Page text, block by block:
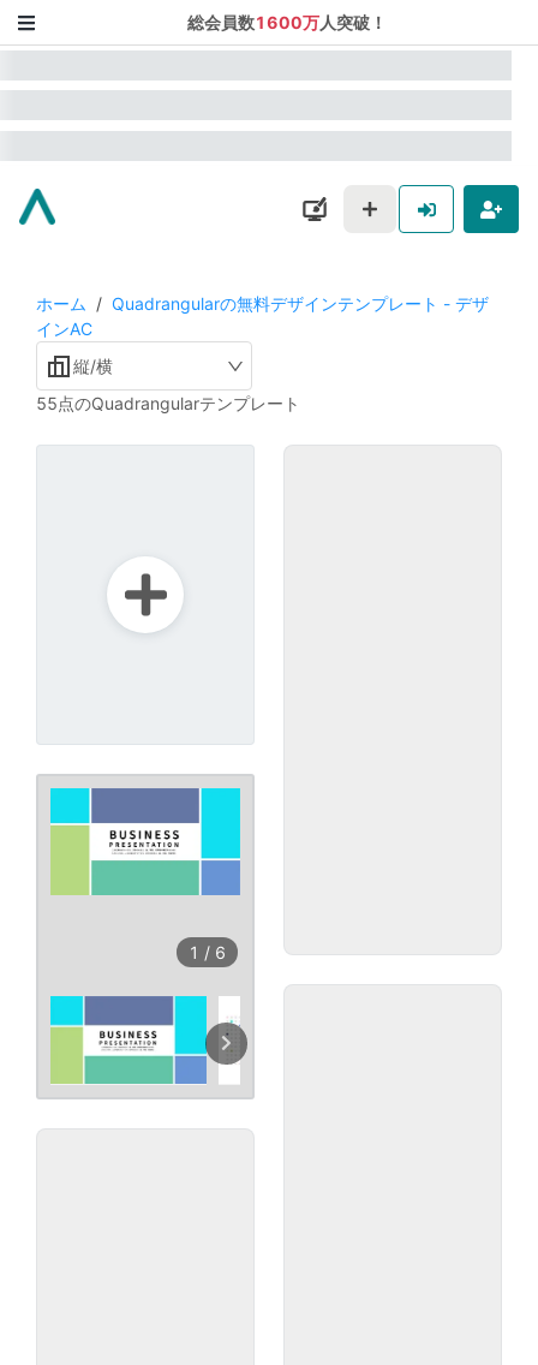
総会員数1600万人突破！
ホーム / Quadrangularの無料デザインテンプレート - デザ
インAC
縦/横
55点のQuadrangularテンプレート
1 / 6